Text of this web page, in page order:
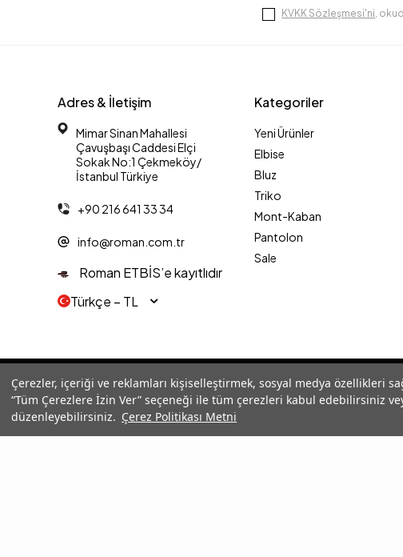
Çerezler, içeriği ve reklamları kişiselleştirmek, sosyal medya özellikleri
“Tüm Çerezlere İzin Ver” seçeneği ile tüm çerezleri kabul edebilirsiniz
düzenleyebilirsiniz. Çerez Politikası Metni
KVKK Sözleşmesi'ni,
Adres & İletişim
Mimar Sinan Mahallesi
Çavuşbaşı Caddesi Elçi
Sokak No:1 Çekmeköy/
İstanbul Türkiye
+90 216 641 33 34
info@roman.com.tr
Roman ETBİS’e kayıtlıdır
Türkçe − TL
Kategoriler
Yeni Ürünler
Elbise
Bluz
Triko
Mont-Kaban
Pantolon
Sale
© 2025 Roman® Tüm Hakları Saklıdır, İzinsiz kullanılamaz